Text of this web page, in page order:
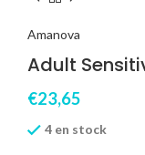
Amanova
Adult
€23,65
4 en stock